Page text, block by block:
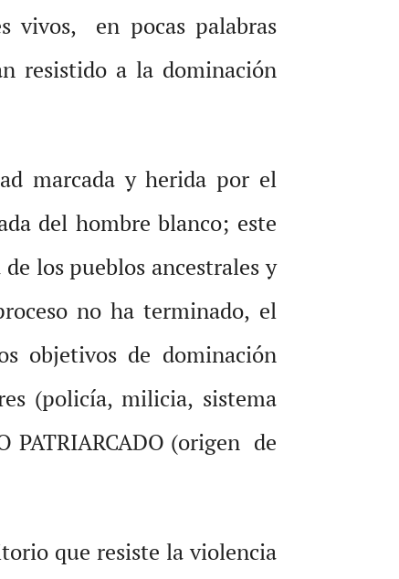
vivos, en pocas palabras
resistido a la dominación
marcada y herida por el
del hombre blanco; este
los pueblos ancestrales y
no ha terminado, el
objetivos de dominación
(policía, milicia, sistema
PATRIARCADO (origen de
que resiste la violencia